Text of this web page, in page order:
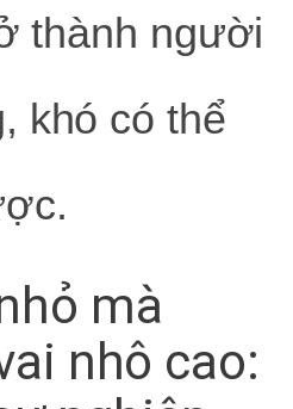
thành người
khó có thể
mà
nhô cao: